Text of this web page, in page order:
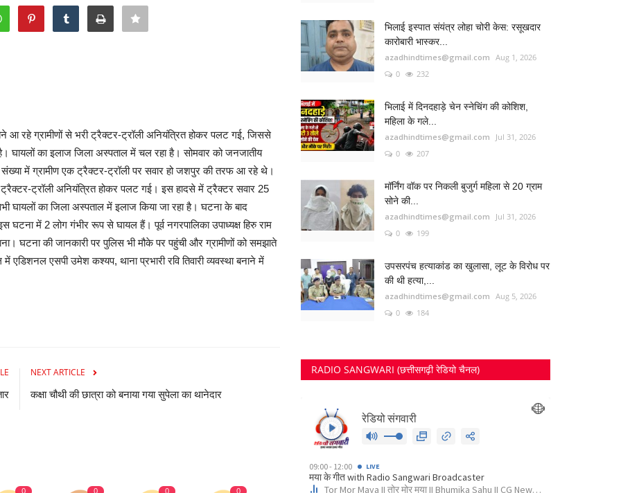
आ रहे ग्रामीणों से भरी ट्रैक्टर-ट्रॉली अनियंत्रित होकर पलट गई, जिससे
घायलों का इलाज जिला अस्पताल में चल रहा है। सोमवार को जनजातीय
संख्या में ग्रामीण एक ट्रैक्टर-ट्रॉली पर सवार हो जशपुर की तरफ आ रहे थे।
ट्रॉली अनियंत्रित होकर पलट गई। इस हादसे में ट्रैक्टर सवार 25
घायलों का जिला अस्पताल में इलाज किया जा रहा है। घटना के बाद
घटना में 2 लोग गंभीर रूप से घायल हैं। पूर्व नगरपालिका उपाध्यक्ष हिरु राम
घटना की जानकारी पर पुलिस भी मौके पर पहुंची और ग्रामीणों को समझाते
एसपी उमेश कश्यप, थाना प्रभारी रवि तिवारी व्यवस्था बनाने में
NEXT ARTICLE
कक्षा चौथी की छात्रा को बनाया गया सुपेला का थानेदार
0 0 0 0
भिलाई इस्पात संयंत्र लोहा चोरी केस: रसूखदार
कारोबारी भास्कर...
azadhindtimes@gmail.com Aug 1, 2026
0
232
भिलाई में दिनदहाड़े चेन स्नेचिंग की कोशिश,
महिला के गले...
azadhindtimes@gmail.com
Jul 31, 2026
0
207
मॉर्निंग वॉक पर निकली बुजुर्ग महिला से 20 ग्राम
सोने की...
azadhindtimes@gmail.com
Jul 31, 2026
0
199
उपसरपंच हत्याकांड का खुलासा, लूट के विरोध पर
की थी हत्या,...
azadhindtimes@gmail.com Aug 5, 2026
0
184
RADIO SANGWARI (छत्तीसगढ़ी रेडियो चैनल)